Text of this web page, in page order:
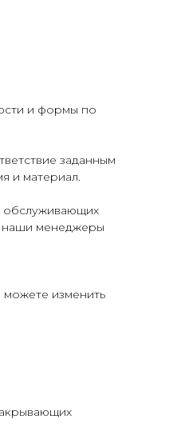
и формы по
заданным
и материал.
обслуживающих
наши менеджеры
изменить